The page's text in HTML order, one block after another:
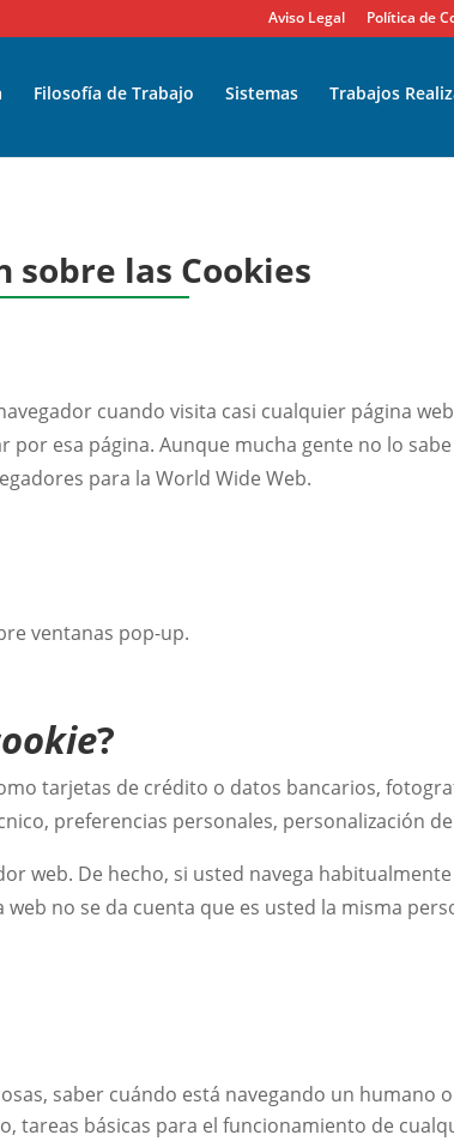
Aviso Legal Política de
Filosofía de Trabajo Sistemas Trabajos
sobre las Cookies
cuando visita casi cualquier página
por esa página. Aunque mucha gente no lo
para la World Wide Web.
ventanas pop-up.
?
tarjetas de crédito o datos bancarios,
preferencias personales, personalización
web. De hecho, si usted navega
no se da cuenta que es usted la misma
saber cuándo está navegando un humano
tareas básicas para el funcionamiento de